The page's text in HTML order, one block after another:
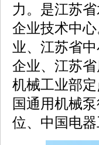
力。是江苏
企业技术中
业、江苏省
企业、江苏
机械工业部
国通用机械
位、中国电